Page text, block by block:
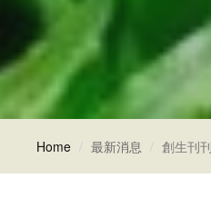
Home 最新消息 創生刊刊